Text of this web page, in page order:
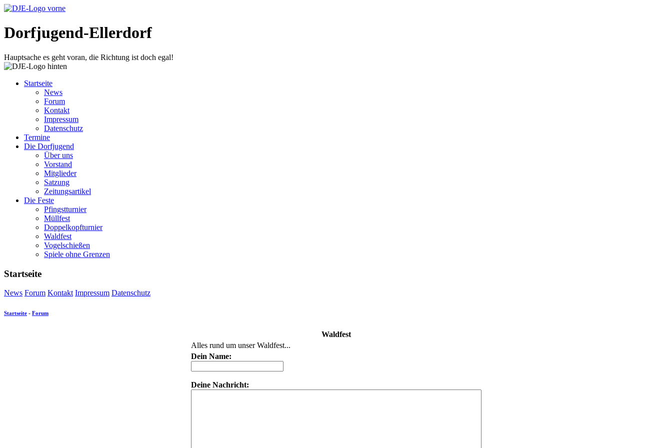
Dorfjugend-Ellerdorf
Hauptsache es geht voran, die Richtung ist doch egal!
Startseite
News
Forum
Kontakt
Impressum
Datenschutz
Termine
Die Dorfjugend
Über uns
Vorstand
Mitglieder
Satzung
Zeitungsartikel
Die Feste
Pfingstturnier
Müllfest
Doppelkopfturnier
Waldfest
Vogelschießen
Spiele ohne Grenzen
Startseite
News Forum Kontakt Impressum Datenschutz
Startseite - Forum
Waldfest
Alles rund um unser Waldfest...
Dein Name:
Deine Nachricht: